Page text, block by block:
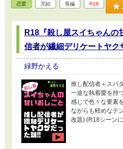
恋愛 完結 長編 R18
R18『殺し屋スイちゃんの
信者が繊細デリケートヤク
緑野かえる
推し配信者＋スパ
一途な執着愛を持
感じで色々な要素
ながらも軽めなテ
改題) (R18シーン